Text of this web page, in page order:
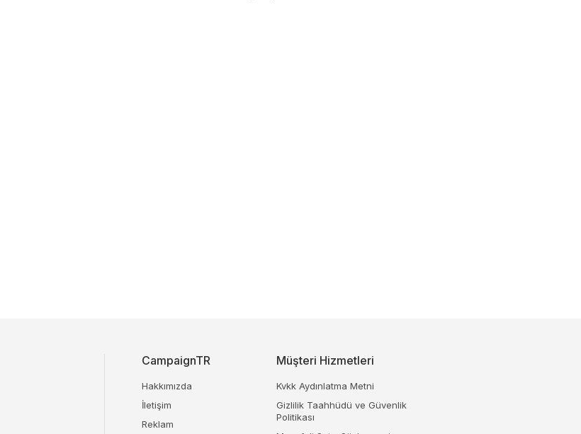
CampaignTR
Hakkımızda
İletişim
Reklam
Müşteri Hizmetleri
Kvkk Aydınlatma Metni
Gizlilik Taahhüdü ve Güvenlik
Politikası